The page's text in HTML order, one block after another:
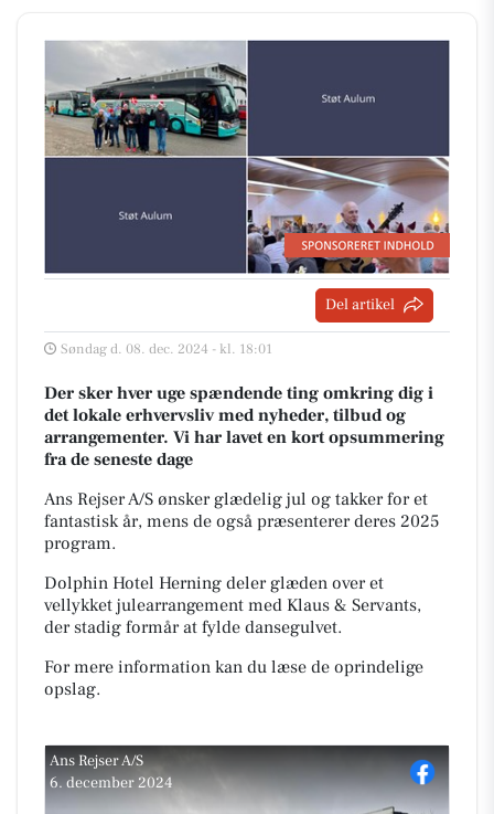
Del artikel
Søndag d. 08. dec. 2024 - kl. 18:01
Der sker hver uge spændende ting omkring dig i
det lokale erhvervsliv med nyheder, tilbud og
arrangementer. Vi har lavet en kort opsummering
fra de seneste dage
Ans Rejser A/S ønsker glædelig jul og takker for et
fantastisk år, mens de også præsenterer deres 2025
program.
Dolphin Hotel Herning deler glæden over et
vellykket julearrangement med Klaus & Servants,
der stadig formår at fylde dansegulvet.
For mere information kan du læse de oprindelige
opslag.
Ans Rejser A/S
6. december 2024